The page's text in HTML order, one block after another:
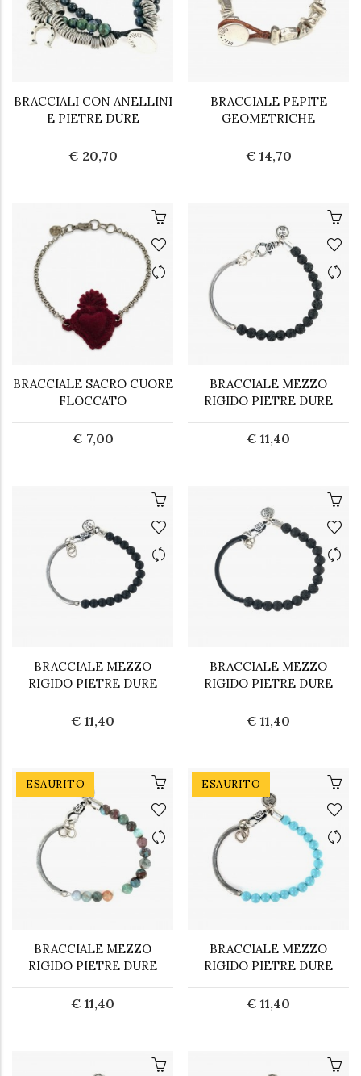
BRACCIALI CON ANELLINI
E PIETRE DURE
€ 20,70
BRACCIALE PEPITE
GEOMETRICHE
€ 14,70
BRACCIALE SACRO CUORE
FLOCCATO
€ 7,00
BRACCIALE MEZZO
RIGIDO PIETRE DURE
€ 11,40
BRACCIALE MEZZO
RIGIDO PIETRE DURE
€ 11,40
BRACCIALE MEZZO
RIGIDO PIETRE DURE
€ 11,40
ESAURITO
BRACCIALE MEZZO
RIGIDO PIETRE DURE
€ 11,40
ESAURITO
BRACCIALE MEZZO
RIGIDO PIETRE DURE
€ 11,40